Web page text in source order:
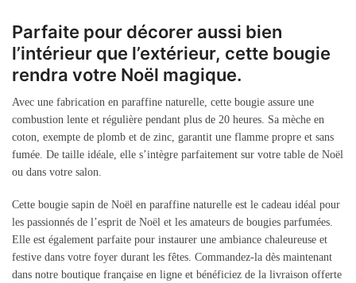
Parfaite pour décorer aussi bien
l’intérieur que l’extérieur, cette bougie
rendra votre Noël magique.
Avec une fabrication en paraffine naturelle, cette bougie assure une
combustion lente et régulière pendant plus de 20 heures. Sa mèche en
coton, exempte de plomb et de zinc, garantit une flamme propre et sans
fumée. De taille idéale, elle s’intègre parfaitement sur votre table de Noël
ou dans votre salon.
Cette bougie sapin de Noël en paraffine naturelle est le cadeau idéal pour
les passionnés de l’esprit de Noël et les amateurs de bougies parfumées.
Elle est également parfaite pour instaurer une ambiance chaleureuse et
festive dans votre foyer durant les fêtes. Commandez-la dès maintenant
dans notre boutique française en ligne et bénéficiez de la livraison offerte